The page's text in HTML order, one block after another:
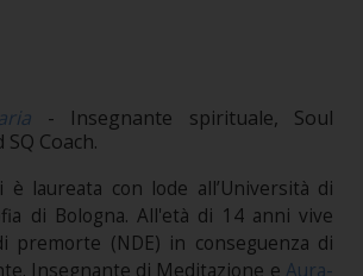
- Insegnante spirituale, Soul
Coach.
è laureata con lode all’Università di
di Bologna. All'età di 14 anni vive
premorte (NDE) in conseguenza di
Insegnante di Meditazione e Aura-